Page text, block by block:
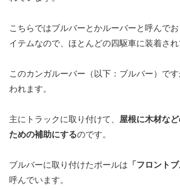
こちらではブルバーとかルーバーと呼んで
イテムなので、ほとんどの四駆車に装着され
このカンガルーバー（以下：ブルバー）で
われます。
主にトラックに取り付けて、 屋根に木材な
ための補助にするのです。
ブルバーに取り付けたポールは 「フロント
呼んでいます。